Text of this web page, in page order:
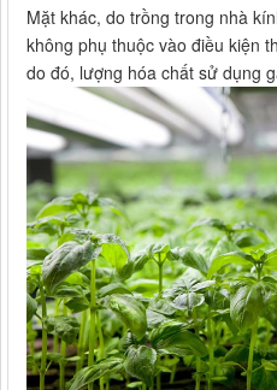
Mặt khác, do trồng trong nhà
không phụ thuộc vào điều kiện
do đó, lượng hóa chất sử dụng